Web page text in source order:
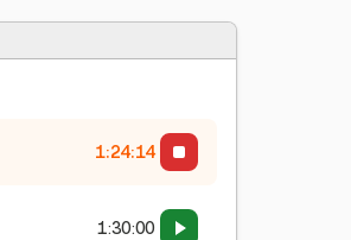
1:24:15
1:30:00